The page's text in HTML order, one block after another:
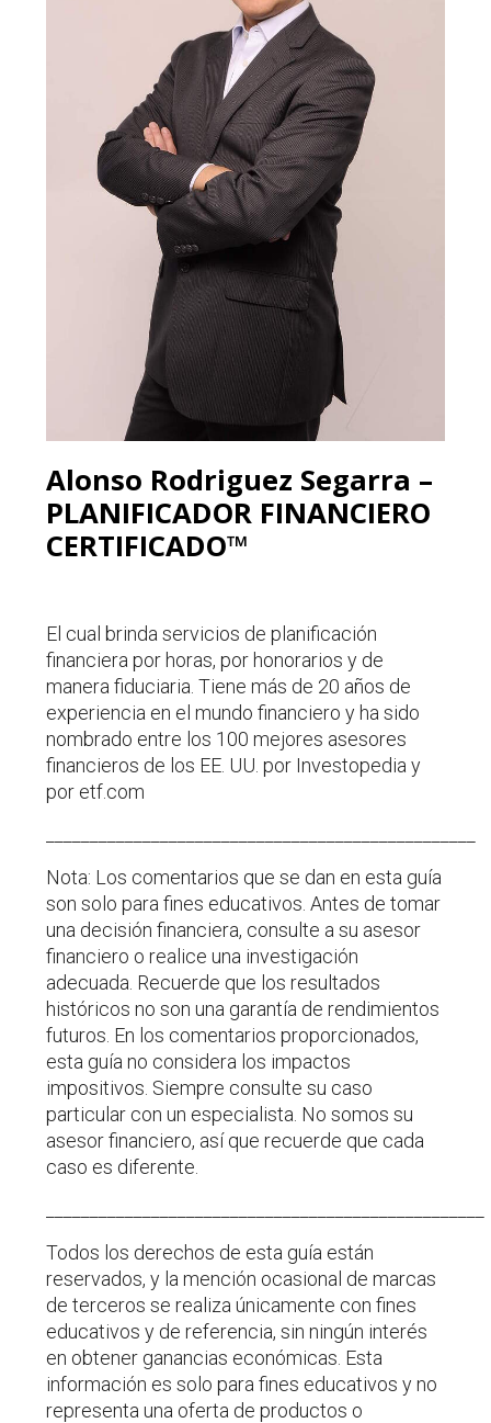
Alonso Rodriguez Segarra –
PLANIFICADOR FINANCIERO
CERTIFICADO™
El cual brinda servicios de planificación
financiera por horas, por honorarios y de
manera fiduciaria. Tiene más de 20 años de
experiencia en el mundo financiero y ha sido
nombrado entre los 100 mejores asesores
financieros de los EE. UU. por Investopedia y
por etf.com
Nota: Los comentarios que se dan en esta guía
son solo para fines educativos. Antes de tomar
una decisión financiera, consulte a su asesor
financiero o realice una investigación
adecuada. Recuerde que los resultados
históricos no son una garantía de rendimientos
futuros. En los comentarios proporcionados,
esta guía no considera los impactos
impositivos. Siempre consulte su caso
particular con un especialista. No somos su
asesor financiero, así que recuerde que cada
caso es diferente.
Todos los derechos de esta guía están
reservados, y la mención ocasional de marcas
de terceros se realiza únicamente con fines
educativos y de referencia, sin ningún interés
en obtener ganancias económicas. Esta
información es solo para fines educativos y no
representa una oferta de productos o